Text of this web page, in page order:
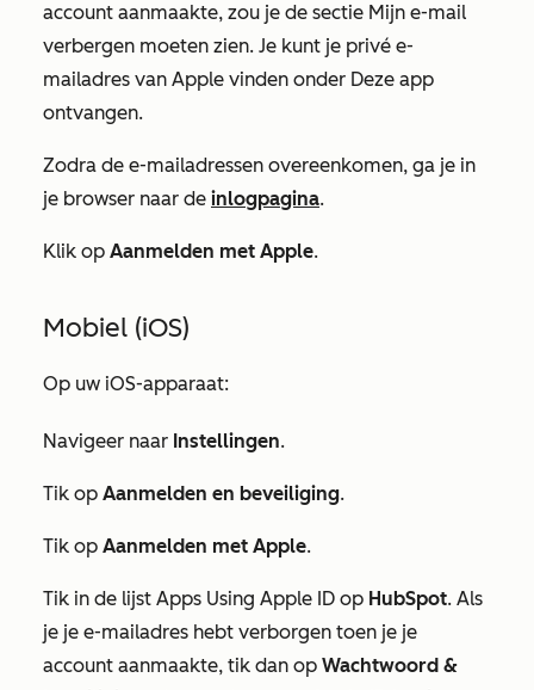
account aanmaakte, zou je de sectie Mijn e-mail
verbergen moeten zien. Je kunt je privé e-
mailadres van Apple vinden onder Deze app
ontvangen.
Zodra de e-mailadressen overeenkomen, ga je in
je browser naar de inlogpagina.
Klik op Aanmelden met Apple.
Mobiel (iOS)
Op uw iOS-apparaat:
Navigeer naar Instellingen.
Tik op Aanmelden en beveiliging.
Tik op Aanmelden met Apple.
Tik in de lijst Apps Using Apple ID op HubSpot. Als
je je e-mailadres hebt verborgen toen je je
account aanmaakte, tik dan op Wachtwoord &